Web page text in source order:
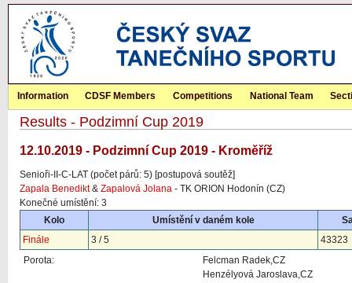
Information CDSF Members Competitions National Team
Results - Podzimní Cup 2019
12.10.2019 - Podzimní Cup 2019 - Kroměříž
Senioři-II-C-LAT (počet párů: 5) [postupová soutěž]
Zapala Benedikt& Zapalová Jolana - TK ORION Hodonín (CZ)
Konečné umístění: 3
Kolo
Umístění v daném kole
Finále
3 / 5
43323
Porota:
Felcman Radek,CZ
Henzélyová Jaroslava,CZ